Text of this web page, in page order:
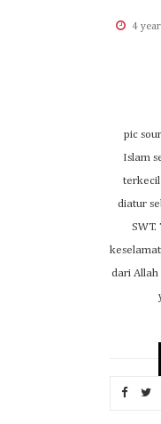
4
pic
Islam
terkecil
diatur
SWT.
dari Allah